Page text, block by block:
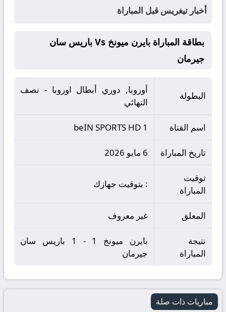
أخبار تيغريس قبل المباراة
بطاقة المباراة بايرن ميونخ Vs باريس سان
جيرمان
البطولة
أوروبا, دوري أبطال اوروبا - نصف
النهائي
اسم القناة beIN SPORTS HD 1
تاريخ المباراة 6 مايو 2026
توقيت
المباراة
: بتوقيت جهازك
المعلق غير معروف
نتيجة
المباراة
بايرن ميونخ 1 - 1 باريس سان
جيرمان
مباريات ذات صلة